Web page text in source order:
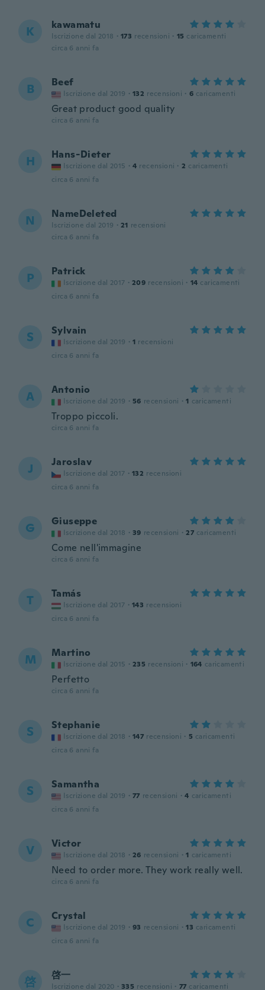
K kawamatu
Iscrizione dal 2018 · 173 recensioni · 15 caricamenti
circa 6 anni fa
B Beef
Iscrizione dal 2019 · 132 recensioni · 6 caricamenti
Great product good quality
circa 6 anni fa
H Hans-Dieter
Iscrizione dal 2015 · 4 recensioni · 2 caricamenti
circa 6 anni fa
N NameDeleted
Iscrizione dal 2019 · 21 recensioni
circa 6 anni fa
P Patrick
Iscrizione dal 2017 · 209 recensioni · 14 caricamenti
circa 6 anni fa
S Sylvain
Iscrizione dal 2019 · 1 recensioni
circa 6 anni fa
A Antonio
Iscrizione dal 2019 · 56 recensioni · 1 caricamenti
Troppo piccoli.
circa 6 anni fa
J Jaroslav
Iscrizione dal 2017 · 132 recensioni
circa 6 anni fa
G Giuseppe
Iscrizione dal 2018 · 39 recensioni · 27 caricamenti
Come nell'immagine
circa 6 anni fa
T Tamás
Iscrizione dal 2017 · 143 recensioni
circa 6 anni fa
M Martino
Iscrizione dal 2015 · 235 recensioni · 164 caricamenti
Perfetto
circa 6 anni fa
S Stephanie
Iscrizione dal 2018 · 147 recensioni · 5 caricamenti
circa 6 anni fa
S Samantha
Iscrizione dal 2019 · 77 recensioni · 4 caricamenti
circa 6 anni fa
V Victor
Iscrizione dal 2018 · 26 recensioni · 1 caricamenti
Need to order more. They work really well.
circa 6 anni fa
C Crystal
Iscrizione dal 2019 · 93 recensioni · 13 caricamenti
circa 6 anni fa
啓 啓一
Iscrizione dal 2020 · 335 recensioni · 77 caricamenti